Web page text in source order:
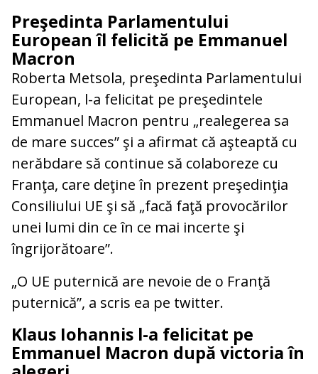
Preşedinta Parlamentului
European îl felicită pe Emmanuel
Macron
Roberta Metsola, preşedinta Parlamentului
European, l-a felicitat pe preşedintele
Emmanuel Macron pentru „realegerea sa
de mare succes” şi a afirmat că aşteaptă cu
nerăbdare să continue să colaboreze cu
Franţa, care deţine în prezent preşedinţia
Consiliului UE şi să „facă faţă provocărilor
unei lumi din ce în ce mai incerte şi
îngrijorătoare”.
„O UE puternică are nevoie de o Franţă
puternică”, a scris ea pe twitter.
Klaus Iohannis l-a felicitat pe
Emmanuel Macron după victoria în